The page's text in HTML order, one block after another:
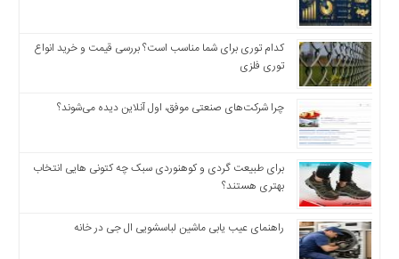
اقتصادی
جدید
اخبار
حوادث
اخبار
سیاسی
اخبار
فرهنگی
دسترسی
سریع
کدام توری برای شما مناسب است؟ بررسی قیمت و خرید انواع
توری فلزی
چرا شرکت‌های صنعتی موفق، اول آنلاین دیده می‌شوند؟
برای طبیعت گردی و کوهنوردی سبک چه کتونی هایی انتخاب
بهتری هستند؟
راهنمای عیب یابی ماشین لباسشویی ال جی در خانه